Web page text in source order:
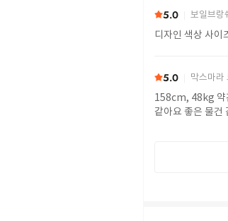
5.0 보일브
디자인 색상 사이
5.0 막스마
158cm, 48kg 약